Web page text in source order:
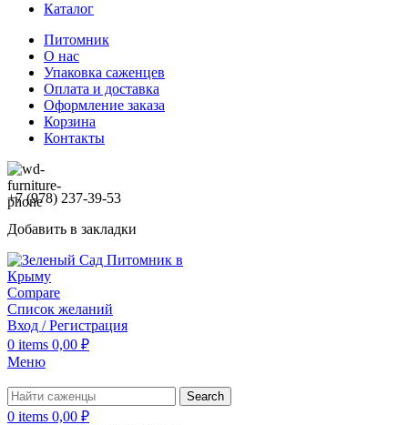
Каталог
Питомник
О нас
Упаковка саженцев
Оплата и доставка
Оформление заказа
Корзина
Контакты
+7 (978) 237-39-53
Добавить в закладки
Compare
Список желаний
Вход / Регистрация
0 items 0,00 ₽
Меню
Search
0 items 0,00 ₽